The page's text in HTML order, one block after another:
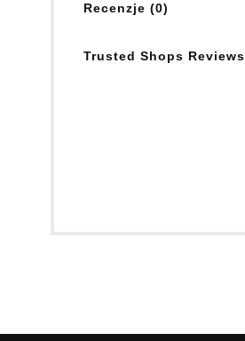
Recenzje (0)
Trusted Shops Reviews